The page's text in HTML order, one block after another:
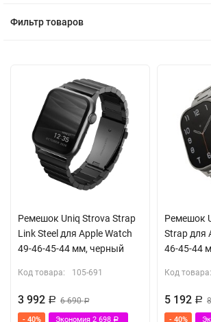
Фильтр товаров
Ремешок Uniq Strova Strap
Link Steel для Apple Watch
49-46-45-44 мм, черный
Код товара: 105-691
3 992 Р 6 690Р
- 40% Экономия 2 698 Р
Ремешок
Strap для
46-45-44
Код товара:
5 192 Р
- 40%